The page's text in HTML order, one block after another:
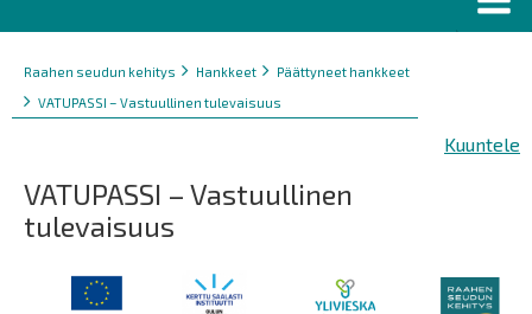
Murupolku
You
are
here:
Raahen seudun kehitys Hankkeet
Päättyneet hankkeet
VATUPASSI – Vastuullinen tulevaisuus
Kuuntele
VATUPASSI – Vastuullinen
tulevaisuus